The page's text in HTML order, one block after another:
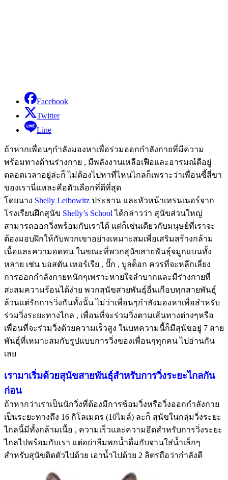
Facebook
Twitter
Line
ถ้าหากเพื่อนๆกำลังมองหาเพื่อร่วมออกกำลังกายที่มีความ
พร้อมทางด้านร่างกาย , มีพลังงานเหลือเฟือและอารมณ์ดีอยู่
ตลอดเวลาอยู่ล่ะก็ ไม่ต้องไปหาที่ไหนไกลก็เพราะว่าเพื่อนซี้สี่ขา
ของเรานี่แหละคือตัวเลือกที่ดีที่สุด
โดยนาง Shelly Leibowitz ประธาน และหัวหน้าเทรนเนอร์จาก
โรงเรียนฝึกสุนัข Shelly’s School ได้กล่าวว่า สุนัขส่วนใหญ่
สามารถออกวิ่งพร้อมกับเราได้ แต่ก็เช่นเดียวกับมนุษย์ที่เราจะ
ต้องมอบฝึกให้กับพวกเขาอย่างเหมาะสมเพื่อเสริมสร้างกล้าม
เนื้อและความอดทน ในขณะที่พวกสุนัขสายพันธุ์จมูกแบนทั้ง
หลาย เช่น บอสตัน เทอร์เรีย , ปั๊ก , บูลด็อก ควรที่จะหลีกเลี่ยง
การออกกำลังกายหนักๆเพราะหายใจลำบากและมีร่างกายที่
สะสมความร้อนได้ง่าย พวกสุนัขสายพันธุ์อื่นเกือบทุกสายพันธุ์
ล้วนแต่รักการวิ่งกันทั้งนั้น ไม่ว่าเพื่อนๆกำลังมองหาเพื่อสำหรับ
ร่วมวิ่งระยะทางไกล , เพื่อนที่จะร่วมวิ่งตามเส้นทางต่างๆหรือ
เพื่อนที่จะร่วมวิ่งด้วยความเร็วสูง ในบทความนี้ก็มีสุนัขอยู่ 7 สาย
พันธุ์ที่เหมาะสมกับรูปแบบการวิ่งของเพื่อนๆทุกคน ไปอ่านกัน
เลย
เรามาเริ่มด้วยสุนัขสายพันธุ์สำหรับการวิ่งระยะไกลกัน
ก่อน
ถ้าหากว่าเราเป็นนักวิ่งที่ต้องมีการซ้อมวิ่งหรือวิ่งออกกำลังกาย
เป็นระยะทางถึง 16 กิโลเมตร (10ไมล์) ละก็ สุนัขในกลุ่มวิ่งระยะ
ไกลนี้มีทั้งกล้ามเนื้อ , ความเร็วและความอึดสำหรับการวิ่งระยะ
ไกลไปพร้อมกับเรา แต่อย่าลืมพกน้ำดื่มกับจานใส่น้ำเล็กๆ
สำหรับสุนัขติดตัวไปด้วย เอาน้ำไปด้วย 2 ลิตรถือว่ากำลังดี